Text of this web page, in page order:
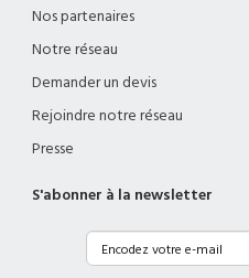
Nos partenaires
Notre réseau
Demander un devis
Rejoindre notre réseau
Presse
S'abonner à la newsletter